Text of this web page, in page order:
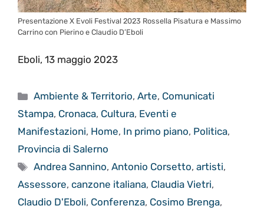
Presentazione X Evoli Festival 2023 Rossella Pisatura e Massimo
Carrino con Pierino e Claudio D’Eboli
Eboli, 13 maggio 2023
Categorie
Ambiente & Territorio,Arte, Comunicati
Stampa, Cronaca, Cultura, Eventi e
Manifestazioni, Home, In primo piano, Politica,
Provincia di Salerno
Tag
Andrea Sannino,Antonio Corsetto,artisti,
Assessore, canzone italiana, Claudia Vietri,
Claudio D'Eboli, Conferenza, Cosimo Brenga,